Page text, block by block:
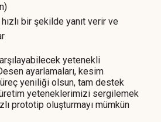
bir şekilde yanıt verir ve
yetenekli
ayarlamaları, kesim
yeniliği olsun, tam destek
yeteneklerimizi sergilemek
prototip oluşturmayı mümkün